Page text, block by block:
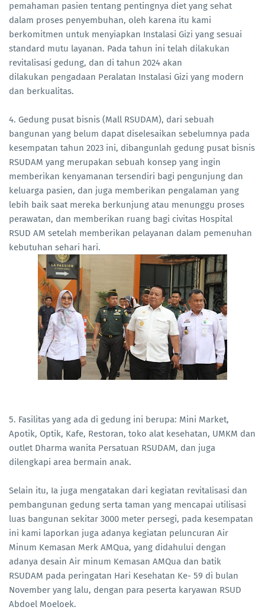
pemahaman pasien tentang pentingnya diet yang sehat
dalam proses penyembuhan, oleh karena itu kami
berkomitmen untuk menyiapkan Instalasi Gizi yang sesuai
standard mutu layanan. Pada tahun ini telah dilakukan
revitalisasi gedung, dan di tahun 2024 akan
dilakukan pengadaan Peralatan Instalasi Gizi yang modern
dan berkualitas.
4. Gedung pusat bisnis (Mall RSUDAM), dari sebuah
bangunan yang belum dapat diselesaikan sebelumnya pada
kesempatan tahun 2023 ini, dibangunlah gedung pusat bisnis
RSUDAM yang merupakan sebuah konsep yang ingin
memberikan kenyamanan tersendiri bagi pengunjung dan
keluarga pasien, dan juga memberikan pengalaman yang
lebih baik saat mereka berkunjung atau menunggu proses
perawatan, dan memberikan ruang bagi civitas Hospital
RSUD AM setelah memberikan pelayanan dalam pemenuhan
kebutuhan sehari hari.
5. Fasilitas yang ada di gedung ini berupa: Mini Market,
Apotik, Optik, Kafe, Restoran, toko alat kesehatan, UMKM dan
outlet Dharma wanita Persatuan RSUDAM, dan juga
dilengkapi area bermain anak.
Selain itu, Ia juga mengatakan dari kegiatan revitalisasi dan
pembangunan gedung serta taman yang mencapai utilisasi
luas bangunan sekitar 3000 meter persegi, pada kesempatan
ini kami laporkan juga adanya kegiatan peluncuran Air
Minum Kemasan Merk AMQua, yang didahului dengan
adanya desain Air minum Kemasan AMQua dan batik
RSUDAM pada peringatan Hari Kesehatan Ke- 59 di bulan
November yang lalu, dengan para peserta karyawan RSUD
Abdoel Moeloek.